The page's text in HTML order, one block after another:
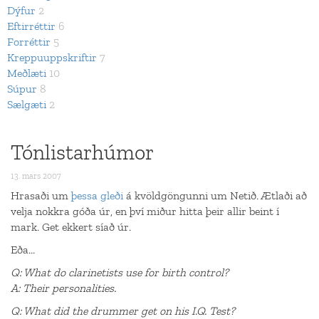
Dýfur 2
Eftirréttir 6
Forréttir 5
Kreppuuppskriftir 7
Meðlæti 10
Súpur 8
Sælgæti 2
Tónlistarhúmor
13. mars 2007
Hrasaði umþessa gleði á kvöldgöngunni um Netið. Ætlaði að
velja nokkra góða úr, en því miður hitta þeir allir beint í
mark. Get ekkert síað úr.
Eða...
Q: What do clarinetists use for birth control?
A: Their personalities.
Q: What did the drummer get on his I.Q. Test?